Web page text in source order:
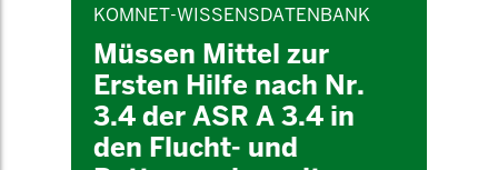
KOMNET-WISSENSDATENBANK
Müssen Mittel zur
Ersten Hilfe nach Nr.
3.4 der ASR A 3.4 in
den Flucht- und